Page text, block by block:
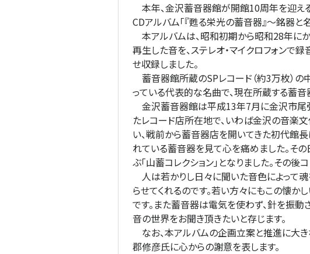
本年、金沢蓄音器館が開館10周年を迎え
CDアルバム「『甦る栄光の蓄音器』～銘器
本アルバムは、昭和初期から昭和28年に
再生した音を、ステレオ・マイクロフォンで
せ収録しました。
蓄音器館所蔵のSPレコード（約3万枚）
っている代表的な名曲で、現在所蔵する蓄音
金沢蓄音器館は平成13年7月に金沢市尾
たレコード店所在地で、いわば金沢の音楽
い、戦前から蓄音器店を開いてきた初代館
れている蓄音器を見て心を痛めました。そ
ぶ「山蓄コレクション」となりました。その
人は若かりし日々に聞いた音色によって
らせてくれるのです。若い方々にもこの懐
です。また蓄音器は電気を使わず、針を振
音の世界をお聞き頂きたいと存じます。
なお、本アルバムの企画立案と推進に大
郡修彦氏に心からの謝意を表します。